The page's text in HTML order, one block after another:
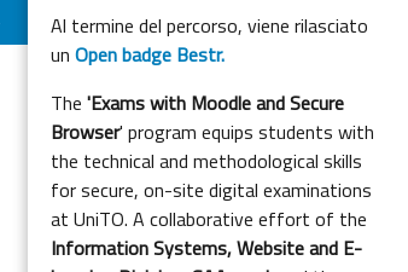
Al termine del percorso, viene rilasciato
unOpen badge Bestr.
The'Exams with Moodle and Secure
Browser' program equips students with
the technical and methodological skills
for secure, on-site digital examinations
at UniTO. A collaborative effort of the
Information Systems, Website and E-